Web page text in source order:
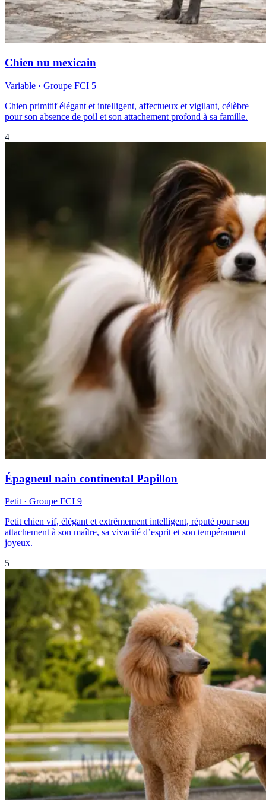
Chien nu mexicain
Variable · Groupe FCI 5
Chien primitif élégant et intelligent, affectueux et vigilant, célèbre
pour son absence de poil et son attachement profond à sa famille.
4
Épagneul nain continental Papillon
Petit· Groupe FCI 9
Petit chien vif, élégant et extrêmement intelligent, réputé pour son
attachement à son maître, sa vivacité d’esprit et son tempérament
joyeux.
5